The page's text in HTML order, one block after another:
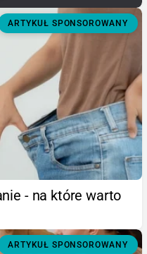
ARTYKUŁ SPONSOROWANY
- na które warto
ARTYKUŁ SPONSOROWANY